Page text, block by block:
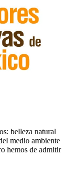
belleza natural
medio ambiente
hemos de admitir